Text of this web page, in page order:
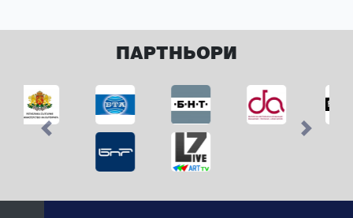
ПАРТНЬОРИ
Previous Next